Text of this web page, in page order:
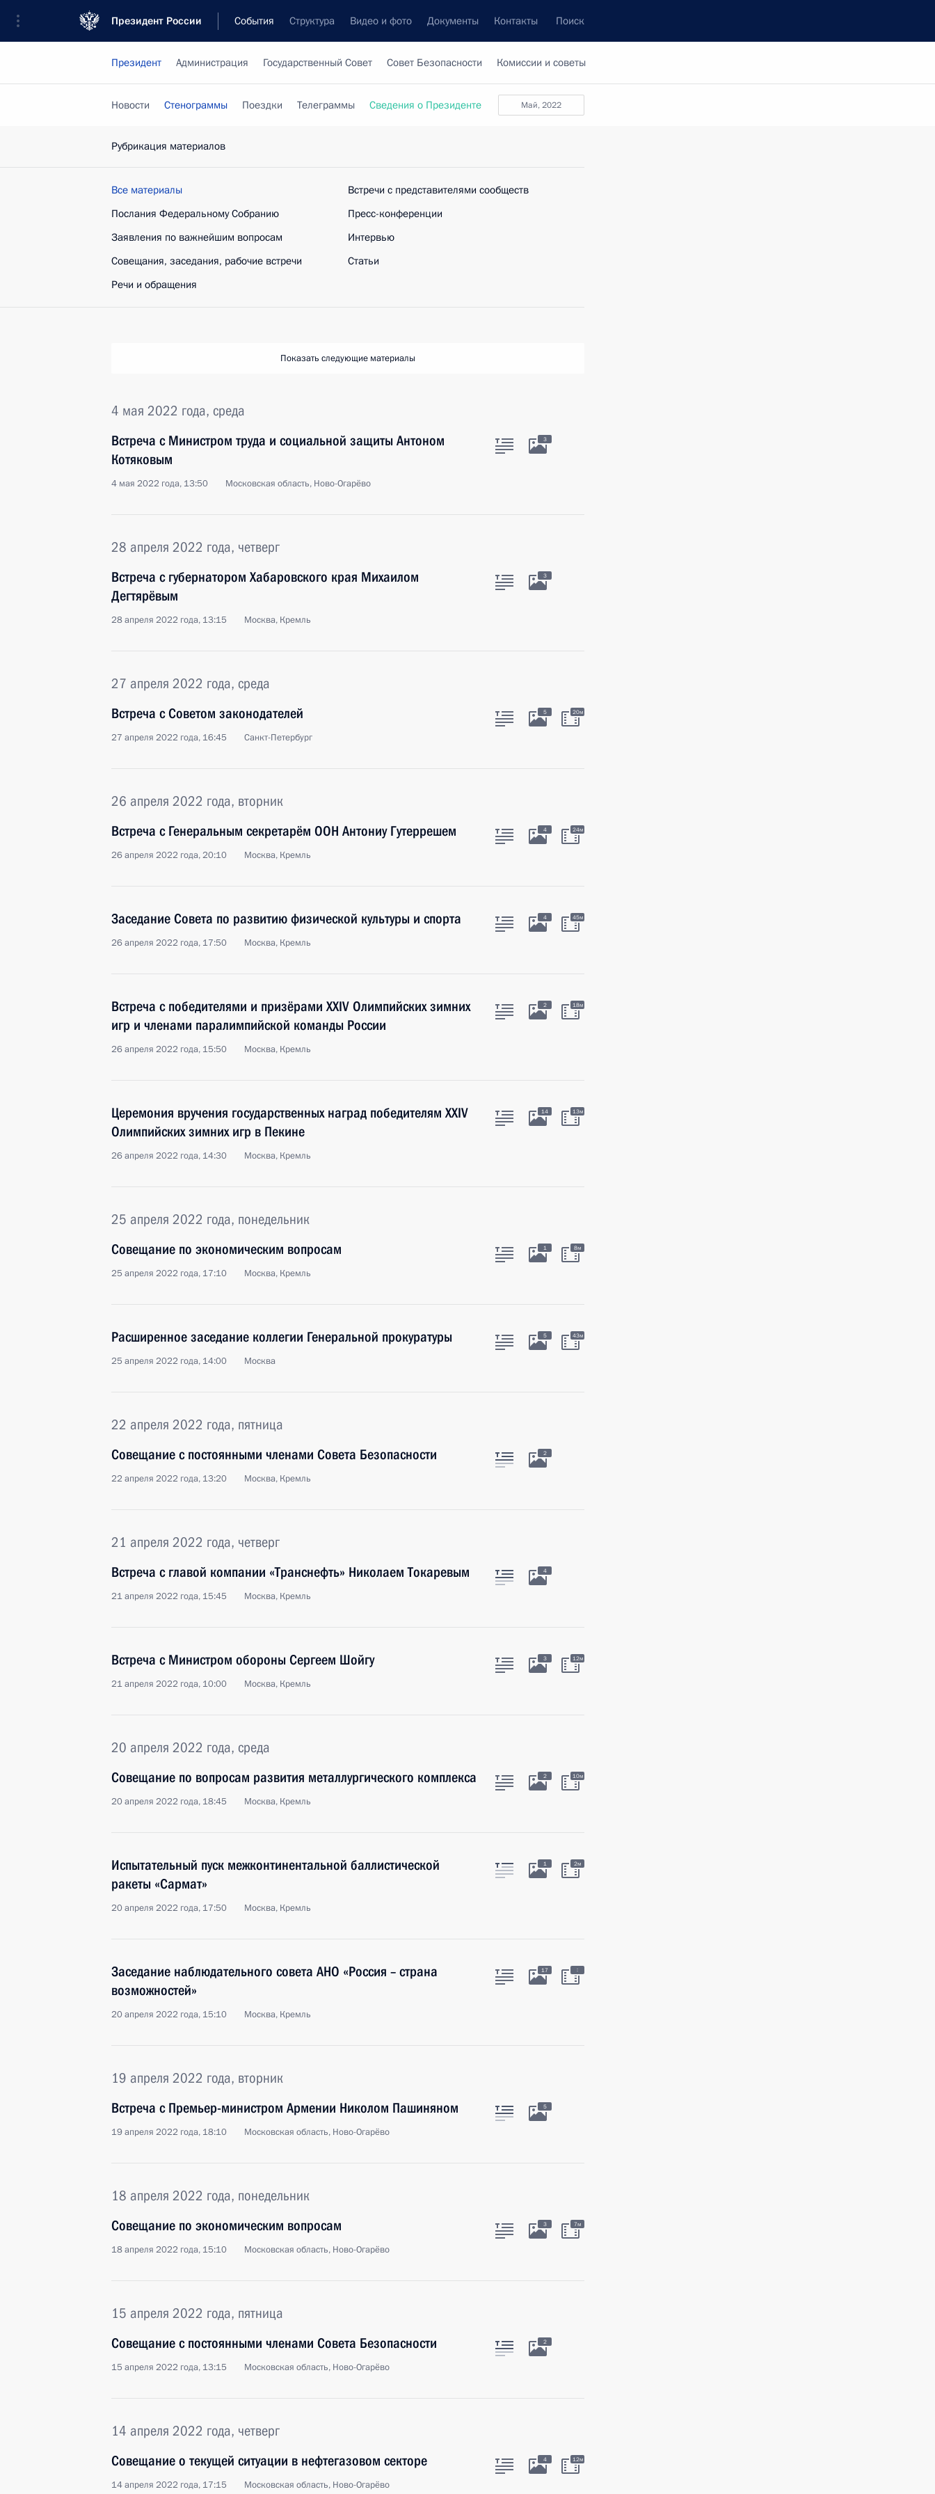
Президент России События Структура Видео и фото Документы Контакты Поиск
Президент Администрация Государственный Совет Совет Безопасности Комиссии и советы
май, 2022
Новости Стенограммы Поездки Телеграммы Сведения о Президенте
Рубрикация материалов
Все материалы
Послания Федеральному Собранию
Заявления по важнейшим вопросам
Совещания, заседания, рабочие встречи
Речи и обращения
Встречи с представителями сообществ
Пресс-конференции
Интервью
Статьи
Показать следующие материалы
4 мая 2022 года, среда
Встреча с Министром труда и социальной защиты Антоном
Котяковым
4 мая 2022 года, 13:50 Московская область, Ново-Огарёво
3
28 апреля 2022 года, четверг
Встреча с губернатором Хабаровского края Михаилом
Дегтярёвым
28 апреля 2022 года, 13:15 Москва, Кремль
3
27 апреля 2022 года, среда
Встреча с Советом законодателей
27 апреля 2022 года, 16:45 Санкт-Петербург
5 20м
26 апреля 2022 года, вторник
Встреча с Генеральным секретарём ООН Антониу Гутеррешем
26 апреля 2022 года, 20:10 Москва, Кремль
4 24м
Заседание Совета по развитию физической культуры и спорта
26 апреля 2022 года, 17:50 Москва, Кремль
4 45м
Встреча с победителями и призёрами XXIV Олимпийских зимних
игр и членами паралимпийской команды России
26 апреля 2022 года, 15:50 Москва, Кремль
2 18м
Церемония вручения государственных наград победителям XXIV
Олимпийских зимних игр в Пекине
26 апреля 2022 года, 14:30 Москва, Кремль
14 13м
25 апреля 2022 года, понедельник
Совещание по экономическим вопросам
25 апреля 2022 года, 17:10 Москва, Кремль
1 8м
Расширенное заседание коллегии Генеральной прокуратуры
25 апреля 2022 года, 14:00 Москва
5 43м
22 апреля 2022 года, пятница
Совещание с постоянными членами Совета Безопасности
22 апреля 2022 года, 13:20 Москва, Кремль
2
21 апреля 2022 года, четверг
Встреча с главой компании «Транснефть» Николаем Токаревым
21 апреля 2022 года, 15:45 Москва, Кремль
4
Встреча с Министром обороны Сергеем Шойгу
21 апреля 2022 года, 10:00 Москва, Кремль
3 12м
20 апреля 2022 года, среда
Совещание по вопросам развития металлургического комплекса
20 апреля 2022 года, 18:45 Москва, Кремль
2 10м
Испытательный пуск межконтинентальной баллистической
ракеты «Сармат»
20 апреля 2022 года, 17:50 Москва, Кремль
1 2м
Заседание наблюдательного совета АНО «Россия – страна
возможностей»
20 апреля 2022 года, 15:10 Москва, Кремль
17 :
19 апреля 2022 года, вторник
Встреча с Премьер-министром Армении Николом Пашиняном
19 апреля 2022 года, 18:10 Московская область, Ново-Огарёво
5
18 апреля 2022 года, понедельник
Совещание по экономическим вопросам
18 апреля 2022 года, 15:10 Московская область, Ново-Огарёво
3 7м
15 апреля 2022 года, пятница
Совещание с постоянными членами Совета Безопасности
15 апреля 2022 года, 13:15 Московская область, Ново-Огарёво
2
14 апреля 2022 года, четверг
Совещание о текущей ситуации в нефтегазовом секторе
14 апреля 2022 года, 17:15 Московская область, Ново-Огарёво
4 12м